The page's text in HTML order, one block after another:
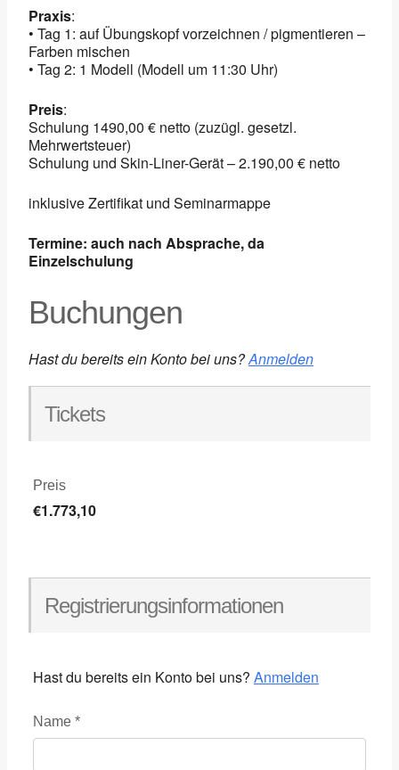
Praxis:
• Tag 1: auf Übungskopf vorzeichnen / pigmentieren –
Farben mischen
• Tag 2: 1 Modell (Modell um 11:30 Uhr)
Preis:
Schulung 1490,00 € netto (zuzügl. gesetzl.
Mehrwertsteuer)
Schulung und Skin-Liner-Gerät – 2.190,00 € netto
inklusive Zertifikat und Seminarmappe
Termine: auch nach Absprache, da
Einzelschulung
Buchungen
Hast du bereits ein Konto bei uns?Anmelden
Tickets
Preis
€1.773,10
Registrierungsinformationen
Hast du bereits ein Konto bei uns? Anmelden
Name *